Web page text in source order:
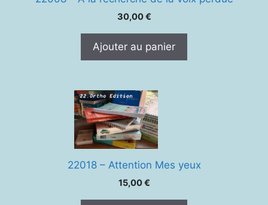
30,00€
Ajouter au panier
22018 – Attention Mes yeux
15,00€